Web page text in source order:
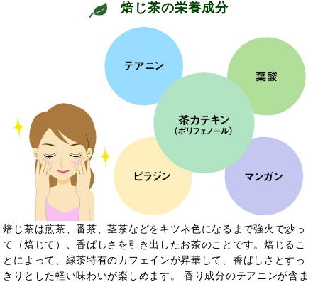
焙じ茶の栄養成分
焙じ茶は煎茶、番茶、茎茶などをキツネ色になるまで強火で炒っ
て（焙じて）、香ばしさを引き出したお茶のことです。焙じるこ
とによって、緑茶特有のカフェインが昇華して、香ばしさとすっ
きりとした軽い味わいが楽しめます。 香り成分のテアニンが含ま